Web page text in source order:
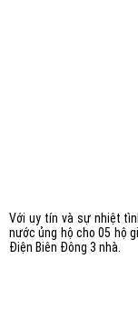
Với uy tín và sự nhiệt
nước ủng hộ cho 05 hộ
Điện Biên Đông 3 nhà.